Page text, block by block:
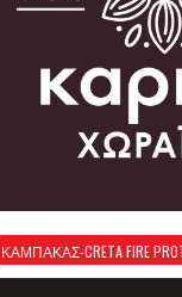
ΚΑΜΠΑΚΑΣ-CRETA FIRE